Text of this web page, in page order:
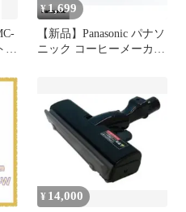
¥1,699
【新品】Panasonic パナソ
ニック コーヒーメーカー
¥ 14,000